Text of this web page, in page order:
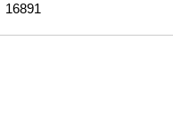
16891